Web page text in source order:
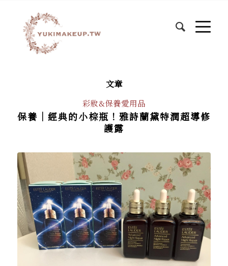
文章
彩妝&保養愛用品
保養│經典的小棕瓶！雅詩蘭黛特潤超導修
護露